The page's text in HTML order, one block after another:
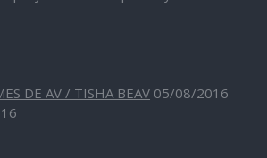
DE AV / TISHA BEAV 05/08/2016